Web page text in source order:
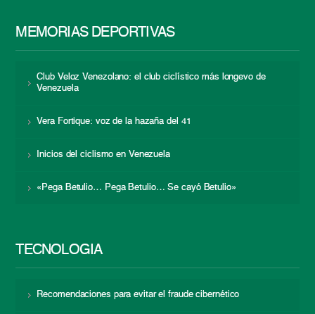
MEMORIAS DEPORTIVAS
Club Veloz Venezolano: el club ciclístico más longevo de
Venezuela
Vera Fortique: voz de la hazaña del 41
Inicios del ciclismo en Venezuela
«Pega Betulio… Pega Betulio… Se cayó Betulio»
TECNOLOGÍA
Recomendaciones para evitar el fraude cibernético